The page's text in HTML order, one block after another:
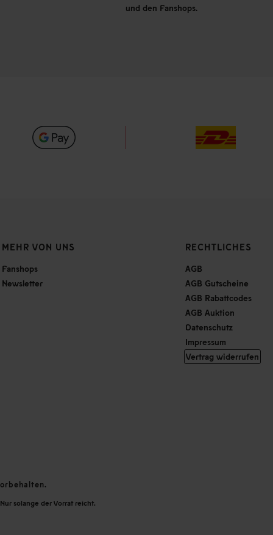
und den Fanshops.
MEHR VON UNS
Fanshops
Newsletter
RECHTLICHES
AGB
AGB Gutscheine
AGB Rabattcodes
AGB Auktion
Datenschutz
Impressum
Vertrag widerrufen
solange der Vorrat reicht.